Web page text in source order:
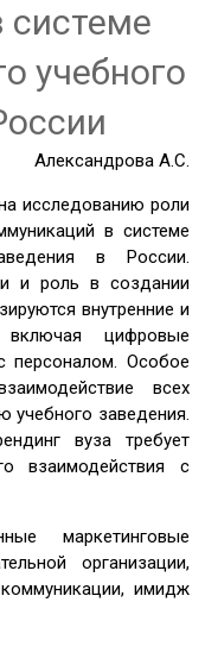
учебного
Александрова А.С.
исследованию роли
в системе
в России.
и роль в создании
внутренние и
цифровые
персоналом. Особое
всех
учебного заведения.
вуза требует
взаимодействия с
маркетинговые
организации,
имидж